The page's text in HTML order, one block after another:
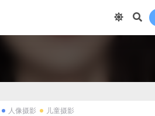
人像摄影 儿童摄影